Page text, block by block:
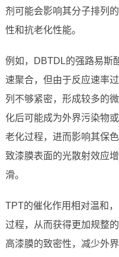
剂可能会影响其分子排列
性和抗老化性能。
例如，DBTDL的强路易斯
速聚合，但由于反应速率
列不够紧密，形成较多的
化后可能成为外界污染物
老化过程，进而影响其保
致漆膜表面的光散射效应
滑。
TPT的催化作用相对温和
过程，从而获得更加规整
高漆膜的致密性，减少外